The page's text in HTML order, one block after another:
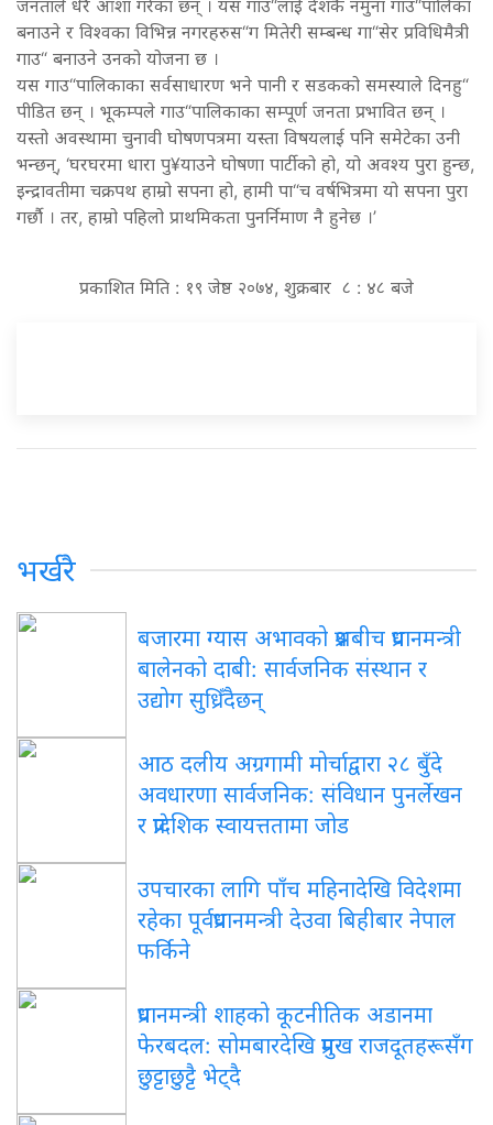
जनताले धेरै आशा गरेका छन् । यस गाउ“लाई देशकै नमुना गाउ“पालिका
बनाउने र विश्वका विभिन्न नगरहरुस“ग मितेरी सम्बन्ध गा“सेर प्रविधिमैत्री
गाउ“ बनाउने उनको योजना छ ।
यस गाउ“पालिकाका सर्वसाधारण भने पानी र सडकको समस्याले दिनहु“
पीडित छन् । भूकम्पले गाउ“पालिकाका सम्पूर्ण जनता प्रभावित छन् ।
यस्तो अवस्थामा चुनावी घोषणपत्रमा यस्ता विषयलाई पनि समेटेका उनी
भन्छन्, ‘घरघरमा धारा पु¥याउने घोषणा पार्टीको हो, यो अवश्य पुरा हुन्छ,
इन्द्रावतीमा चक्रपथ हाम्रो सपना हो, हामी पा“च वर्षभित्रमा यो सपना पुरा
गर्छौ । तर, हाम्रो पहिलो प्राथमिकता पुनर्निमाण नै हुनेछ ।’
प्रकाशित मिति : १९ जेष्ठ २०७४, शुक्रबार ८ : ४८ बजे
भर्खरै
बजारमा ग्यास अभावको प्रश्नबीच प्रधानमन्त्री
बालेनको दाबी: सार्वजनिक संस्थान र
उद्योग सुध्रिँदैछन्
आठ दलीय अग्रगामी मोर्चाद्वारा २८ बुँदे
अवधारणा सार्वजनिक: संविधान पुनर्लेखन
र प्रादेशिक स्वायत्ततामा जोड
उपचारका लागि पाँच महिनादेखि विदेशमा
रहेका पूर्वप्रधानमन्त्री देउवा बिहीबार नेपाल
फर्किने
प्रधानमन्त्री शाहको कूटनीतिक अडानमा
फेरबदल: सोमबारदेखि प्रमुख राजदूतहरूसँग
छुट्टाछुट्टै भेट्दै